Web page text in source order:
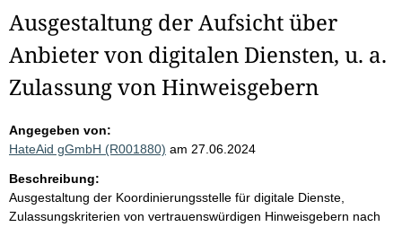
Ausgestaltung der Aufsicht über
Anbieter von digitalen Diensten, u. a.
Zulassung von Hinweisgebern
Angegeben von:
HateAid gGmbH (R001880) am 27.06.2024
Beschreibung:
Ausgestaltung der Koordinierungsstelle für digitale Dienste,
Zulassungskriterien von vertrauenswürdigen Hinweisgebern nach